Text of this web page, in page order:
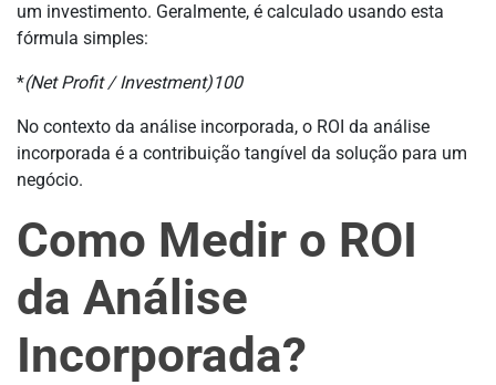
um investimento. Geralmente, é calculado usando esta
fórmula simples:
*(Net Profit / Investment)100
No contexto da análise incorporada, o ROI da análise
incorporada é a contribuição tangível da solução para um
negócio.
Como Medir o ROI
da Análise
Incorporada?